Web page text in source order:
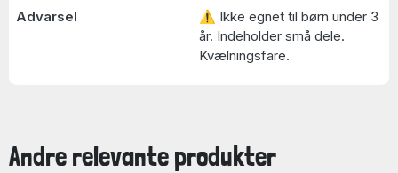
Advarsel
⚠ Ikke egnet til børn under 3
år. Indeholder små dele.
Kvælningsfare.
Andre relevante produkter